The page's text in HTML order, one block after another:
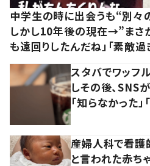
中学生の時に出会うも“別々
しかし10年後の現在→”まさ
も遠回りしたんだね」「素敵過
スタバでワッフ
しその後、SNS
「知らなかった」
産婦人科で看護
と言われた赤